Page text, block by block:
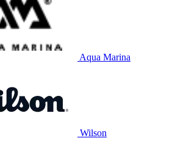
Aqua Marina
Wilson